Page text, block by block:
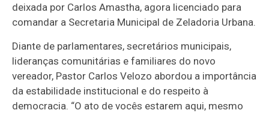
deixada por Carlos Amastha, agora licenciado para
comandar a Secretaria Municipal de Zeladoria Urbana.
Diante de parlamentares, secretários municipais,
lideranças comunitárias e familiares do novo
vereador, Pastor Carlos Velozo abordou a importância
da estabilidade institucional e do respeito à
democracia. “O ato de vocês estarem aqui, mesmo